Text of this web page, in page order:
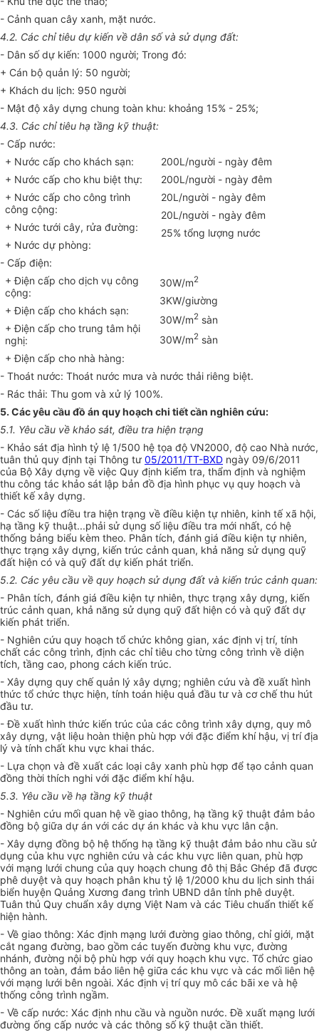
- Cảnh quan cây xanh, mặt nước.
4.2. Các chỉ tiêu dự kiến về dân số và sử dụng đất:
- Dân số dự kiến: 1000 người; Trong đó:
+ Cán bộ quản lý: 50 người;
+ Khách du lịch: 950 người
- Mật độ xây dựng chung toàn khu: khoảng 15% - 25%;
4.3. Các chỉ tiêu hạ tầng kỹ thuật:
- Cấp nước:
+ Nước cấp cho khách sạn:
+ Nước cấp cho khu biệt thự:
+ Nước cấp cho công trình
công cộng:
+ Nước tưới cây, rửa đường:
+ Nước dự phòng:
200L/người - ngày đêm
200L/người - ngày đêm
20L/người - ngày đêm
20L/người - ngày đêm
25% tổng lượng nước
- Cấp điện:
+ Điện cấp cho dịch vụ công
cộng:
+ Điện cấp cho khách sạn:
+ Điện cấp cho trung tâm hội
nghị:
+ Điện cấp cho nhà hàng:
30W/m2
3KW/giường
30W/m2 sàn
30W/m2 sàn
- Thoát nước: Thoát nước mưa và nước thải riêng biệt.
- Rác thải: Thu gom và xử lý 100%.
5. Các yêu cầu đồ án quy hoạch chi tiết cần nghiên cứu:
5.1. Yêu cầu về khảo sát, điều tra hiện trạng
- Khảo sát địa hình tỷ lệ 1/500 hệ tọa độ VN2000, độ cao Nhà nước,
tuân thủ quy định tại Thông tư 05/2011/TT-BXD ngày 09/6/2011
của Bộ Xây dựng về việc Quy định kiểm tra, thẩm định và nghiệm
thu công tác khảo sát lập bản đồ địa hình phục vụ quy hoạch và
thiết kế xây dựng.
- Các số liệu điều tra hiện trạng về điều kiện tự nhiên, kinh tế xã hội,
hạ tầng kỹ thuật...phải sử dụng số liệu điều tra mới nhất, có hệ
thống bảng biểu kèm theo. Phân tích, đánh giá điều kiện tự nhiên,
thực trạng xây dựng, kiến trúc cảnh quan, khả năng sử dụng quỹ
đất hiện có và quỹ đất dự kiến phát triển.
5.2. Các yêu cầu về quy hoạch sử dụng đất và kiến trúc cảnh quan:
- Phân tích, đánh giá điều kiện tự nhiên, thực trạng xây dựng, kiến
trúc cảnh quan, khả năng sử dụng quỹ đất hiện có và quỹ đất dự
kiến phát triển.
- Nghiên cứu quy hoạch tổ chức không gian, xác định vị trí, tính
chất các công trình, định các chỉ tiêu cho từng công trình về diện
tích, tầng cao, phong cách kiến trúc.
- Xây dựng quy chế quản lý xây dựng; nghiên cứu và đề xuất hình
thức tổ chức thực hiện, tính toán hiệu quả đầu tư và cơ chế thu hút
đầu tư.
- Đề xuất hình thức kiến trúc của các công trình xây dựng, quy mô
xây dựng, vật liệu hoàn thiện phù hợp với đặc điểm khí hậu, vị trí địa
lý và tính chất khu vực khai thác.
- Lựa chọn và đề xuất các loại cây xanh phù hợp để tạo cảnh quan
đồng thời thích nghi với đặc điểm khí hậu.
5.3. Yêu cầu về hạ tầng kỹ thuật
- Nghiên cứu mối quan hệ về giao thông, hạ tầng kỹ thuật đảm bảo
đồng bộ giữa dự án với các dự án khác và khu vực lân cận.
- Xây dựng đồng bộ hệ thống hạ tầng kỹ thuật đảm bảo nhu cầu sử
dụng của khu vực nghiên cứu và các khu vực liên quan, phù hợp
với mạng lưới chung của quy hoạch chung đô thị Bắc Ghép đã được
phê duyệt và quy hoạch phân khu tỷ lệ 1/2000 khu du lịch sinh thái
biển huyện Quảng Xương đang trình UBND dân tỉnh phê duyệt.
Tuân thủ Quy chuẩn xây dựng Việt Nam và các Tiêu chuẩn thiết kế
hiện hành.
- Về giao thông: Xác định mạng lưới đường giao thông, chỉ giới, mặt
cắt ngang đường, bao gồm các tuyến đường khu vực, đường
nhánh, đường nội bộ phù hợp với quy hoạch khu vực. Tổ chức giao
thông an toàn, đảm bảo liên hệ giữa các khu vực và các mối liên hệ
với mạng lưới bên ngoài. Xác định vị trí quy mô các bãi xe và hệ
thống công trình ngầm.
- Về cấp nước: Xác định nhu cầu và nguồn nước. Đề xuất mạng lưới
đường ống cấp nước và các thông số kỹ thuật cần thiết.